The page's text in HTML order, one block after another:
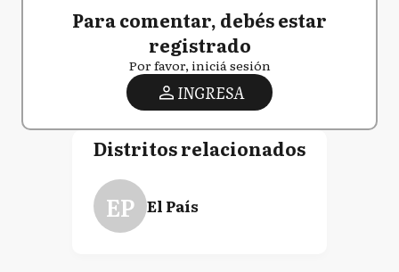
Para comentar, debés estar
registrado
Por favor, iniciá sesión
INGRESA
Distritos relacionados
EP El País